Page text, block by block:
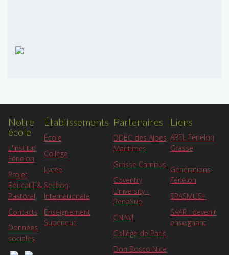
Notre
école
L'Institut
Fénelon
Projet
Educatif &
Pastoral
Contacts
Données
sociales
Établissements
École
Collège
Lycée
Section
Internationale
Enseignement
Supérieur
Partenaires
DDEC des Alpes
Maritimes
Grasse Campus
Coventry
University -
RenaSup
CNAM
Collège de Paris
Don Bosco Nice
Liens
APEL Fénelon
Grasse
Générations
Fénelon
ERASMUS+
SAAR : devenir
enseignant